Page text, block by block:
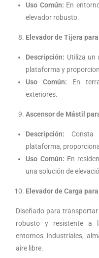
Uso Común: En
elevador robusto.
Elevador de Tijera
Descripción: Utiliza un
plataforma y
Uso Común: En
exteriores.
Ascensor de Mástil
Descripción:
plataforma,
Uso Común: En
una solución de
Elevador de Carga
Diseñado para
robusto y resistente a
entornos industriales,
aire libre.